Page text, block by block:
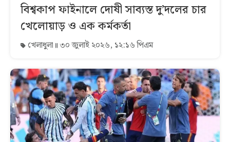
বিশ্বকাপ ফাইনালে দোষী সাব্যস্ত দু’দলের চার
খেলোয়াড় ও এক কর্মকর্তা
খেলাধুলা ৩০ জুলাই ২০২৬, ১২:১৬ পিএম